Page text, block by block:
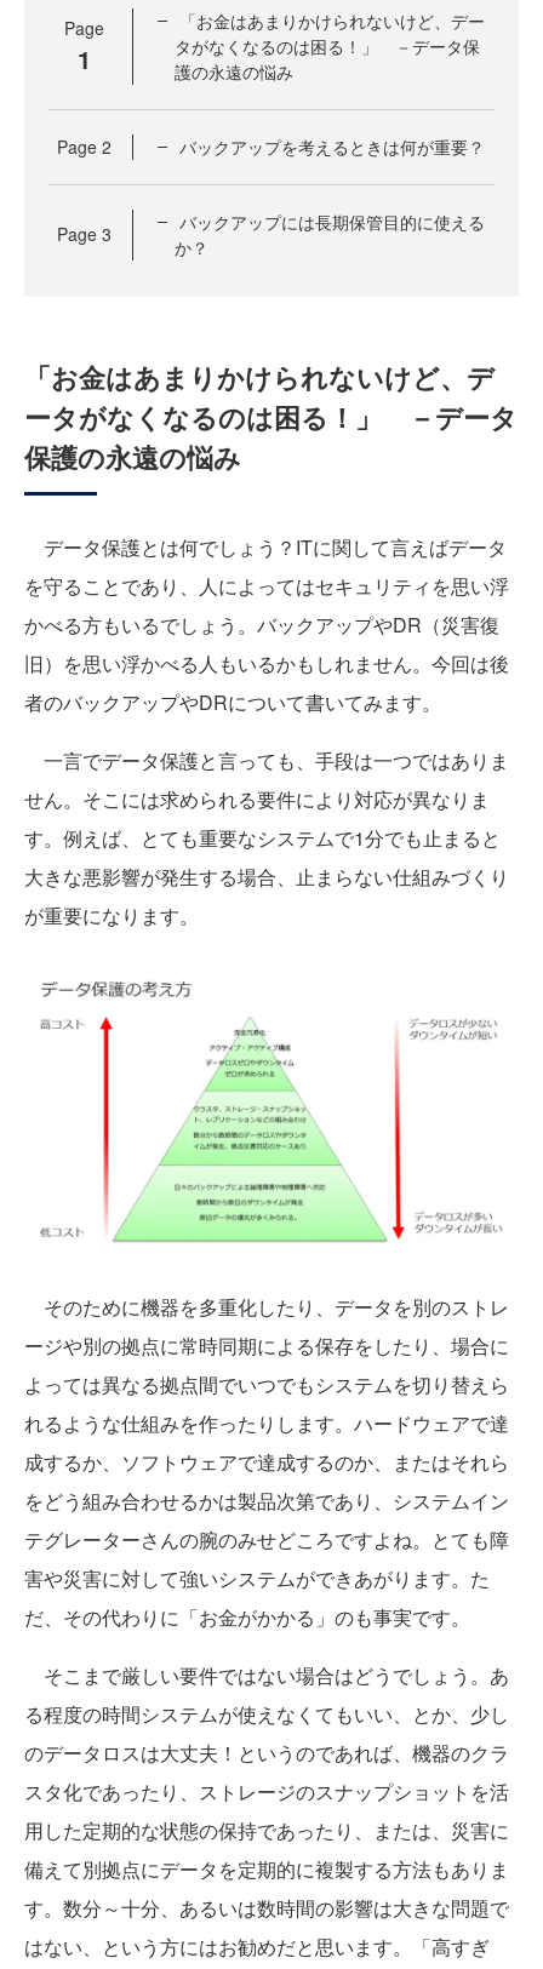
Page
1
「お金はあまりかけられないけど、デー
タがなくなるのは困る！」 －データ保
護の永遠の悩み
Page 2 バックアップを考えるときは何が重要？
Page 3
バックアップには長期保管目的に使える
か？
「お金はあまりかけられないけど、デ
ータがなくなるのは困る！」 －データ
保護の永遠の悩み
データ保護とは何でしょう？ITに関して言えばデータ
を守ることであり、人によってはセキュリティを思い浮
かべる方もいるでしょう。バックアップやDR（災害復
旧）を思い浮かべる人もいるかもしれません。今回は後
者のバックアップやDRについて書いてみます。
一言でデータ保護と言っても、手段は一つではありま
せん。そこには求められる要件により対応が異なりま
す。例えば、とても重要なシステムで1分でも止まると
大きな悪影響が発生する場合、止まらない仕組みづくり
が重要になります。
そのために機器を多重化したり、データを別のストレ
ージや別の拠点に常時同期による保存をしたり、場合に
よっては異なる拠点間でいつでもシステムを切り替えら
れるような仕組みを作ったりします。ハードウェアで達
成するか、ソフトウェアで達成するのか、またはそれら
をどう組み合わせるかは製品次第であり、システムイン
テグレーターさんの腕のみせどころですよね。とても障
害や災害に対して強いシステムができあがります。た
だ、その代わりに「お金がかかる」のも事実です。
そこまで厳しい要件ではない場合はどうでしょう。あ
る程度の時間システムが使えなくてもいい、とか、少し
のデータロスは大丈夫！というのであれば、機器のクラ
スタ化であったり、ストレージのスナップショットを活
用した定期的な状態の保持であったり、または、災害に
備えて別拠点にデータを定期的に複製する方法もありま
す。数分～十分、あるいは数時間の影響は大きな問題で
はない、という方にはお勧めだと思います。「高すぎ